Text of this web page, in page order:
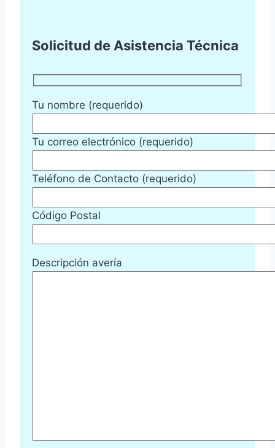
Solicitud de Asistencia Técnica
Tu nombre (requerido)
Tu correo electrónico (requerido)
Teléfono de Contacto (requerido)
Código Postal
Descripción avería